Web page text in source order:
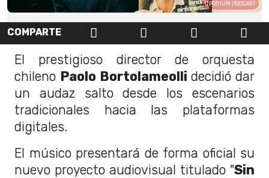
PODIUM PODCAST
COMPARTE
El prestigioso director de orquesta
chileno Paolo Bortolameolli decidió dar
un audaz salto desde los escenarios
tradicionales hacia las plataformas
digitales.
El músico presentará de forma oficial su
nuevo proyecto audiovisual titulado "Sin